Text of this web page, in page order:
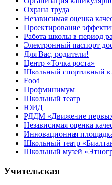
Охрана труда
Независимая оценка
Проектирование
Работа школы в период
Электронный паспорт
Для Вас, родители!
Центр «Точка роста»
Школьный спортивный
Food
Профминимум
Школьный театр
ЮИД
РДДМ «Движение
Независимая оценка
Инновационная
Школьный театр
Школьный музей
Учительская